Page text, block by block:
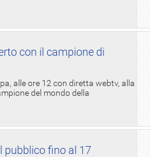
con il campione di
alle ore 12 con diretta webtv, alla
del mondo della
pubblico fino al 17